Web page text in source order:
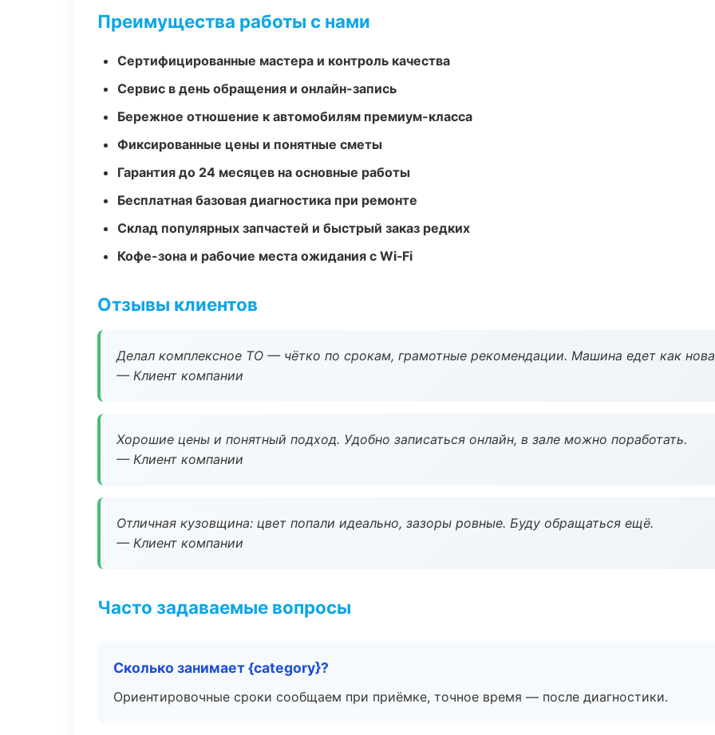
Преимущества работы с нами
Сертифицированные мастера и контроль качества
Сервис в день обращения и онлайн-запись
Бережное отношение к автомобилям премиум-класса
Фиксированные цены и понятные сметы
Гарантия до 24 месяцев на основные работы
Бесплатная базовая диагностика при ремонте
Склад популярных запчастей и быстрый заказ редких
Кофе-зона и рабочие места ожидания с Wi‑Fi
Отзывы клиентов
Делал комплексное ТО — чётко по срокам, грамотные рекомендации. Машина едет как
— Клиент компании
Хорошие цены и понятный подход. Удобно записаться онлайн, в зале можно поработать.
— Клиент компании
Отличная кузовщина: цвет попали идеально, зазоры ровные. Буду обращаться ещё.
— Клиент компании
Часто задаваемые вопросы
Сколько занимает {category}?
Ориентировочные сроки сообщаем при приёмке, точное время — после диагностики.